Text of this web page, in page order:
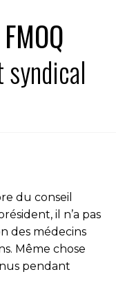
syndical
du conseil
il n’a pas
des médecins
Même chose
pendant